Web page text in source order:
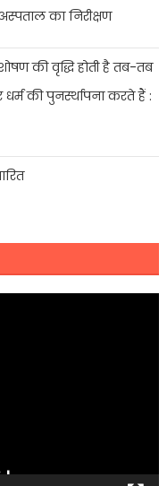
का निरीक्षण
की वृद्धि होती है तब-तब
की पुनर्स्थापना करते हैं :